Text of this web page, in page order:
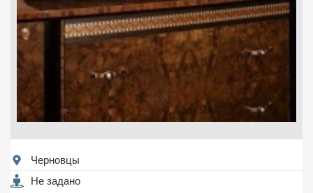
Черновцы
Не задано